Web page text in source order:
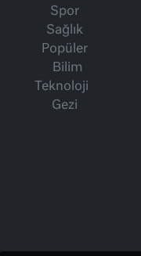
Spor
Sağlık
Popüler
Bilim
Teknoloji
Gezi